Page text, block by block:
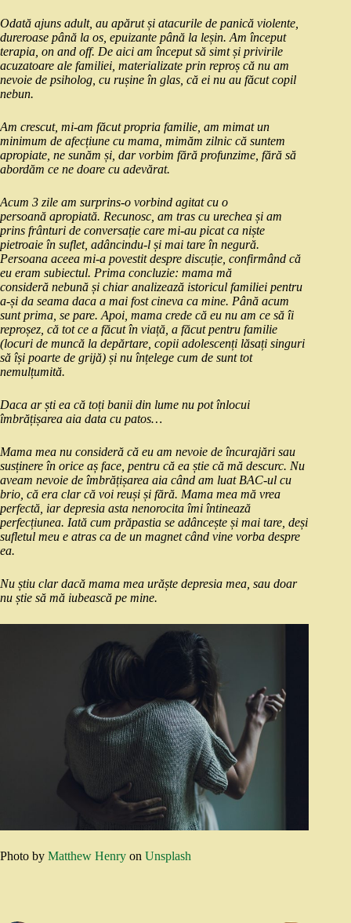
Odată ajuns adult, au apărut și atacurile de panică violente
dureroase până la os , epuizante până la leșin. Am început
terapia, on and off. De aici am început să simt și privirile
acuzatoare ale familiei, materializate prin reproș că nu am
nevoie de psiholog, cu rușine în glas, că ei nu au făcutcopil
nebun.
Am crescut, mi-am făcutpropria familie, am mimat un
minimum de afecțiune cu mama mimăm zilnic că suntem
apropiate, ne sunăm și, darvorbim fără profunzime, fără să
abordăm ce ne doare cu adevărat.
Acum 3 zile am surprins-o vorbind agitat cu o
persoană apropiată. Recunosc, am tras cu urechea și am
prins frânturi de conversație care mi-au picatca niște
pietroaie în suflet, adâncindu-l și mai tare în negură.
Persoana aceea mi-a povestit despre discuție confirmând că
eu eram subiectul. Prima concluzie: mama mă
consideră nebună și chiaranalizează istoricul familiei pentru
a-și da seama daca a mai fost cineva ca mine. Până acum
sunt prima , se pare. Apoi, mama crede că eu nu am ce să îi
reproșez că tot ce a făcut în viață , a făcutpentru familie
(locuri de muncă la depărtare , copii adolescenți lăsați singuri
să își poarte de grijă) și nu înțelege cum de sunttot
nemulțumită.
Daca arști ea că toți banii din lume nu potînlocui
îmbrățișarea aia data cu patos…
Mama mea nu consideră că eu am nevoie de încurajări sau
susținere în orice aș face, pentru că ea știe că mă descurc. Nu
aveam nevoie de îmbrățișarea aia când am luat BAC-ul cu
brio, că era clarcă voi reuși și fără. Mama mea mă vrea
perfectă, iar depresia asta nenorocita îmi întinează
perfecțiunea. Iată cum prăpastia se adâncește și mai tare deși
sufletul meu e atras ca de un magnetcând vine vorba despre
ea.
Nu știu clardacă mama mea urăște depresia mea, sau doar
nu știe să mă iubească pe mine.
Photo by Matthew Henry on Unsplash